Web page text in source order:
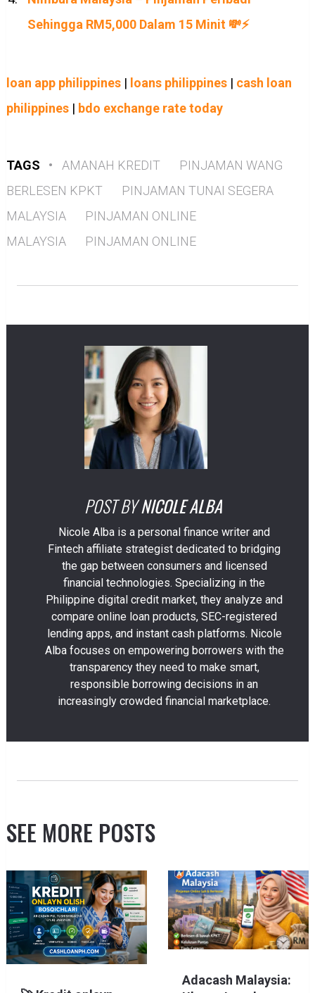
Sehingga RM5,000 Dalam 15 Minit 💸⚡
loan app philippines| loans philippines| cash loan
philippines| bdo exchange rate today
TAGS • AMANAH KREDIT
PINJAMAN WANG
BERLESEN KPKT
PINJAMAN TUNAI SEGERA
MALAYSIA
PINJAMAN ONLINE
MALAYSIA
PINJAMAN ONLINE
POST BY NICOLE ALBA
Nicole Alba is a personal finance writer and
Fintech affiliate strategist dedicated to bridging
the gap between consumers and licensed
financial technologies. Specializing in the
Philippine digital credit market, they analyze and
compare online loan products, SEC-registered
lending apps, and instant cash platforms. Nicole
Alba focuses on empowering borrowers with the
transparency they need to make smart,
responsible borrowing decisions in an
increasingly crowded financial marketplace.
SEE MORE POSTS
Adacash Malaysia: